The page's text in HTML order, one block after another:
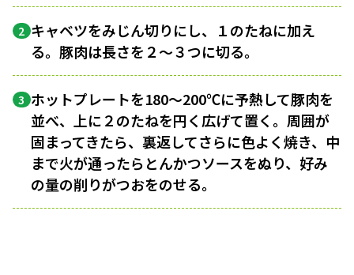
2 キャベツをみじん切りにし、１のたねに加え
る。豚肉は長さを２〜３つに切る。
3 ホットプレートを180〜200℃に予熱して豚肉を
並べ、上に２のたねを円く広げて置く。周囲が
固まってきたら、裏返してさらに色よく焼き、中
まで火が通ったらとんかつソースをぬり、好み
の量の削りがつおをのせる。